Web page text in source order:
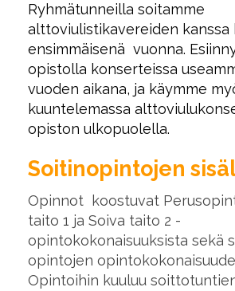
Ryhmätunneilla soitamme
alttoviulistikavereiden kanssa
ensimmäisenä vuonna.
opistolla konserteissa
vuoden aikana, ja käymme
kuuntelemassa
opiston ulkopuolella.
Soitinopintojen
Opinnot koostuvat
taito 1 ja Soiva taito 2 -
opintokokonaisuuksista sekä
opintojen
Opintoihin kuuluu